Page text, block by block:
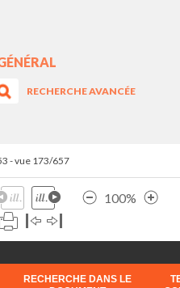
RECHERCHE AVANCÉE
- vue 173/657
100%
RECHERCHE DANS LE